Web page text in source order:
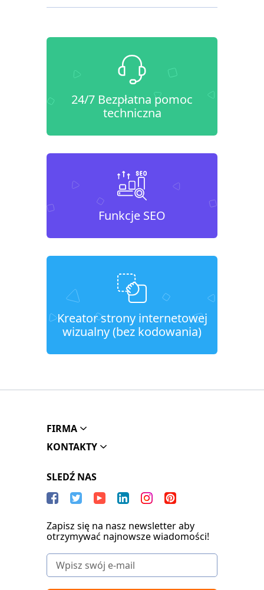
24/7 Bezpłatna pomoc
techniczna
Funkcje SEO
Kreator strony internetowej
wizualny (bez kodowania)
FIRMA
KONTAKTY
SLEDŹ NAS
Zapisz się na nasz newsletter aby
otrzymywać najnowsze wiadomości!